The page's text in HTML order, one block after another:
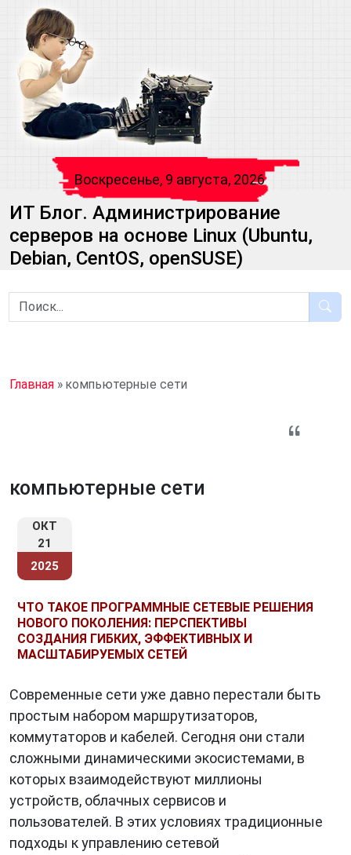
Воскресенье, 9 августа, 2026
ИТ Блог. Администрирование
серверов на основе Linux (Ubuntu,
Debian, CentOS, openSUSE)
Главная » компьютерные сети
компьютерные сети
ОКТ
21
2025
ЧТО ТАКОЕ ПРОГРАММНЫЕ СЕТЕВЫЕ РЕШЕНИЯ
НОВОГО ПОКОЛЕНИЯ: ПЕРСПЕКТИВЫ
СОЗДАНИЯ ГИБКИХ, ЭФФЕКТИВНЫХ И
МАСШТАБИРУЕМЫХ СЕТЕЙ
Современные сети уже давно перестали быть
простым набором маршрутизаторов,
коммутаторов и кабелей. Сегодня они стали
сложными динамическими экосистемами, в
которых взаимодействуют миллионы
устройств, облачных сервисов и
пользователей. В этих условиях традиционные
подходы к управлению сетевой